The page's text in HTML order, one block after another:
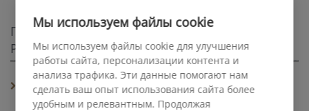
Передача государственных наград в Гохран
России
Передача государственных наград в Гохран России
Мы используем файлы cookie
Мы используем файлы cookie для улучшения
работы сайта, персонализации контента и
анализа трафика. Эти данные помогают нам
сделать ваш опыт использования сайта более
удобным и релевантным. Продолжая